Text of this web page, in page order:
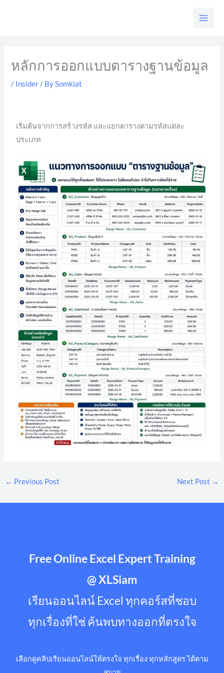
หลักการออกแบบตารางฐานข้อมูล
/ Insider / BySomkiat
เริ่มต้นจากการสร้างรหัส และแยกตารางตามรหัสแต่ละ
ประเภท
← Previous Post Next Post →
Free Online Excel Expert Training
@ XLSiam
เรียนออนไลน์ Excel ทุกคอร์สที่ชอบ
ทุกเรื่องที่ใช่ ค้นพบทางออกที่ตรงใจ
เลือกดูคลิปเรียนออนไลน์ให้ตรงใจ ทุกเรื่อง ทุกหลักสูตร ได้ตาม